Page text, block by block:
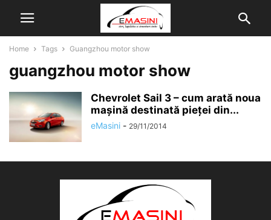
Home Tags Guangzhou motor show
guangzhou motor show
Chevrolet Sail 3 – cum arată noua
mașină destinată pieței din...
eMasini - 29/11/2014